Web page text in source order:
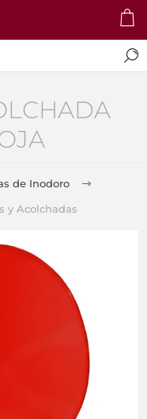
de Inodoro
y Acolchadas